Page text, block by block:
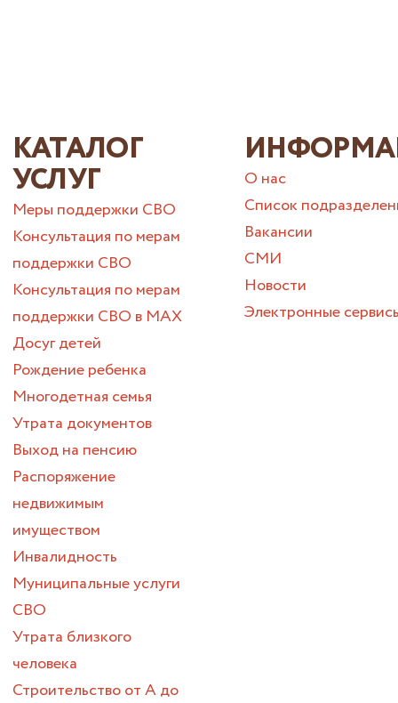
КАТАЛОГ
УСЛУГ
Меры поддержки СВО
Консультация по мерам
поддержки СВО
Консультация по мерам
поддержки СВО в МАХ
Досуг детей
Рождение ребенка
Многодетная семья
Утрата документов
Выход на пенсию
Распоряжение
недвижимым
имуществом
Инвалидность
Муниципальные услуги
СВО
Утрата близкого
человека
Строительство от А до
О нас
Список
Вакансии
СМИ
Новости
Электронные